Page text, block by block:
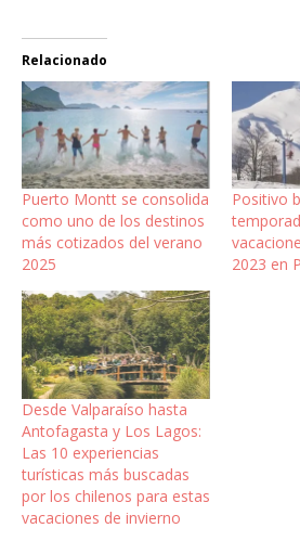
Relacionado
Puerto Montt se consolida
como uno de los destinos
más cotizados del verano
2025
Positivo
2023 en
Desde Valparaíso hasta
Antofagasta y Los Lagos:
Las 10 experiencias
turísticas más buscadas
por los chilenos para estas
vacaciones de invierno